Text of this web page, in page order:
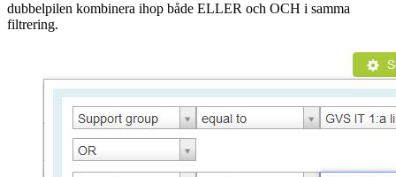
dubbelpilen kombinera ihop både ELLER och OCH i samma
filtrering.